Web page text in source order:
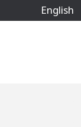
English